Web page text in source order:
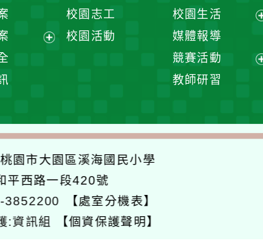
單
校園志工
校園活動
校園生活
媒體報導
競賽活動
教師研習
桃園市大園區溪海國民小學
平西路一段420號
3852200
【處室分機表】
:資訊組 【個資保護聲明】